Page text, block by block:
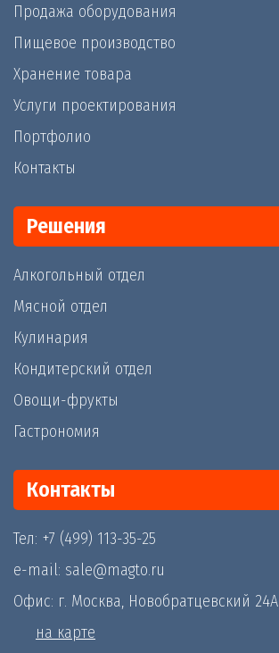
Продажа оборудования
Пищевое производство
Хранение товара
Услуги проектирования
Портфолио
Контакты
Решения
Алкогольный отдел
Мясной отдел
Кулинария
Кондитерский отдел
Овощи-фрукты
Гастрономия
Контакты
Тел: +7 (499) 113-35-25
e-mail: sale@magto.ru
Офис: г. Москва, Новобратцевский 24А
на карте